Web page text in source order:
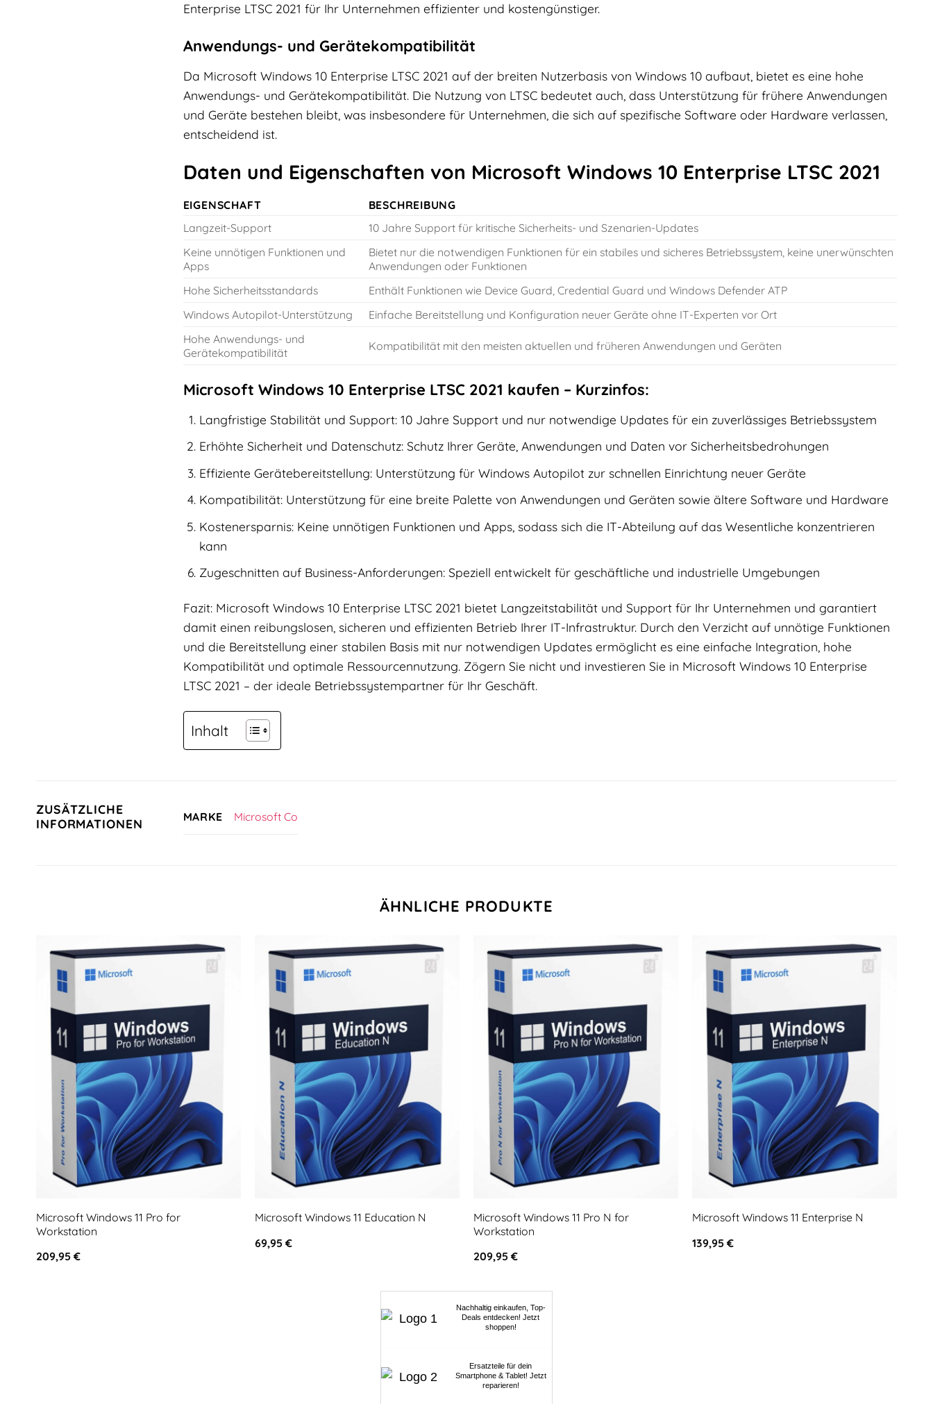
Enterprise LTSC 2021 für Ihr Unternehmen effizienter und kostengünstiger.
Anwendungs- und Gerätekompatibilität
Da Microsoft Windows 10 Enterprise LTSC 2021 auf der breiten Nutzerbasis von Windows 10 aufbaut, bietet es eine hohe
Anwendungs- und Gerätekompatibilität. Die Nutzung von LTSC bedeutet auch, dass Unterstützung für frühere Anwendungen
und Geräte bestehen bleibt, was insbesondere für Unternehmen, die sich auf spezifische Software oder Hardware verlassen,
entscheidend ist.
Daten und Eigenschaften von Microsoft Windows 10 Enterprise LTSC 2021
EIGENSCHAFT
BESCHREIBUNG
Langzeit-Support
10 Jahre Support für kritische Sicherheits- und Szenarien-Updates
Keine unnötigen Funktionen und
Apps
Bietet nur die notwendigen Funktionen für ein stabiles und sicheres Betriebssystem, keine unerwünschten
Anwendungen oder Funktionen
Hohe Sicherheitsstandards
Enthält Funktionen wie Device Guard, Credential Guard und Windows Defender ATP
Windows Autopilot-Unterstützung
Einfache Bereitstellung und Konfiguration neuer Geräte ohne IT-Experten vor Ort
Hohe Anwendungs- und
Gerätekompatibilität
Kompatibilität mit den meisten aktuellen und früheren Anwendungen und Geräten
Microsoft Windows 10 Enterprise LTSC 2021 kaufen – Kurzinfos:
Langfristige Stabilität und Support: 10 Jahre Support und nur notwendige Updates für ein zuverlässiges Betriebssystem
Erhöhte Sicherheit und Datenschutz: Schutz Ihrer Geräte, Anwendungen und Daten vor Sicherheitsbedrohungen
Effiziente Gerätebereitstellung: Unterstützung für Windows Autopilot zur schnellen Einrichtung neuer Geräte
Kompatibilität: Unterstützung für eine breite Palette von Anwendungen und Geräten sowie ältere Software und Hardware
Kostenersparnis: Keine unnötigen Funktionen und Apps, sodass sich die IT-Abteilung auf das Wesentliche konzentrieren
kann
Zugeschnitten auf Business-Anforderungen: Speziell entwickelt für geschäftliche und industrielle Umgebungen
Fazit: Microsoft Windows 10 Enterprise LTSC 2021 bietet Langzeitstabilität und Support für Ihr Unternehmen und garantiert
damit einen reibungslosen, sicheren und effizienten Betrieb Ihrer IT-Infrastruktur. Durch den Verzicht auf unnötige Funktionen
und die Bereitstellung einer stabilen Basis mit nur notwendigen Updates ermöglicht es eine einfache Integration, hohe
Kompatibilität und optimale Ressourcennutzung. Zögern Sie nicht und investieren Sie in Microsoft Windows 10 Enterprise
LTSC 2021 – der ideale Betriebssystempartner für Ihr Geschäft.
Inhalt
ZUSÄTZLICHE
INFORMATIONEN
MARKE Microsoft Co
ÄHNLICHE PRODUKTE
Microsoft Windows 11 Pro for
Workstation
209,95 €
Microsoft Windows 11 Education N
69,95 €
Microsoft Windows 11 Pro N for
Workstation
209,95 €
Microsoft Windows 11 Enterprise N
139,95 €
Nachhaltig einkaufen, Top-
Deals entdecken! Jetzt
shoppen!
Ersatzteile für dein
Smartphone & Tablet! Jetzt
reparieren!